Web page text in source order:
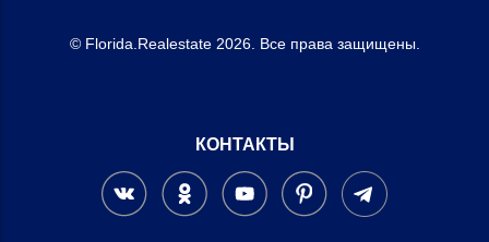
© Florida.Realestate 2026. Все права защищены.
КОНТАКТЫ